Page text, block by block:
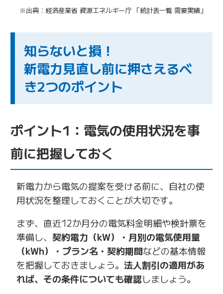
※出典：経済産業省 資源エネルギー庁 「統計表一覧 需要実績」
知らないと損！
新電力見直し前に押さえるべ
き2つのポイント
ポイント1：電気の使用状況を事
前に把握しておく
新電力から電気の提案を受ける前に、自社の使
用状況を整理しておくことが大切です。
まず、直近12か月分の電気料金明細や検針票を
準備し、 契約電力（kW）・月別の電気使用量
（kWh）・プラン名・契約期間などの基本情報
を把握しておきましょう。 法人割引の適用があ
れば、その条件についても確認しましょう。